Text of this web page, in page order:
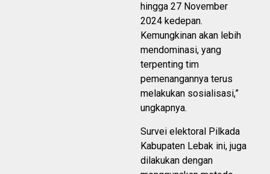
hingga 27 November
2024 kedepan.
Kemungkinan akan lebih
mendominasi, yang
terpenting tim
pemenangannya terus
melakukan sosialisasi,”
ungkapnya.
Survei elektoral Pilkada
Kabupaten Lebak ini, juga
dilakukan dengan